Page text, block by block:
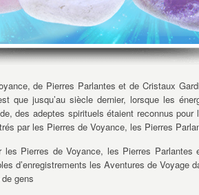
de Pierres Parlantes et de Cristaux
que jusqu’au siècle dernier, lorsque les
des adeptes spirituels étaient reconnus
par les Pierres de Voyance, les Pierres
les Pierres de Voyance, les Pierres Parlantes
d’enregistrements les Aventures de Voyage
gens